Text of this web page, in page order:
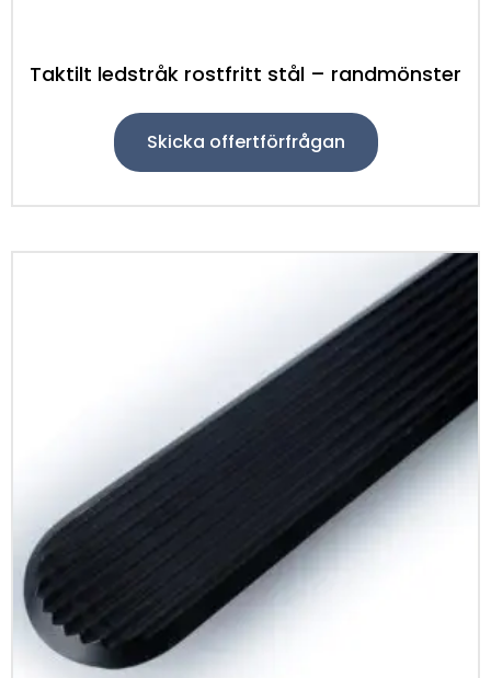
Taktilt ledstråk rostfritt stål – randmönster
Skicka offertförfrågan